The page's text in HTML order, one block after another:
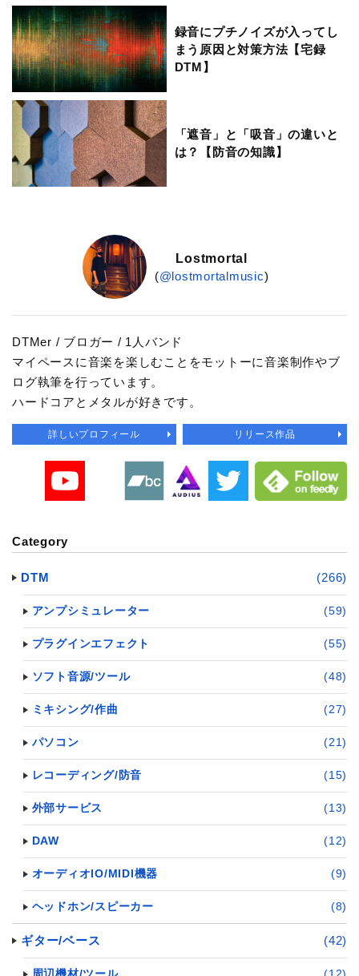
録音にプチノイズが入ってし
まう原因と対策方法【宅録
DTM】
「遮音」と「吸音」の違いと
は？【防音の知識】
Lostmortal
(@lostmortalmusic)
DTMer / ブロガー / 1人バンド
マイペースに音楽を楽しむことをモットーに音楽制作やブ
ログ執筆を行っています。
ハードコアとメタルが好きです。
詳しいプロフィール リリース作品
Category
DTM (266)
アンプシミュレーター (59)
プラグインエフェクト (55)
ソフト音源/ツール (48)
ミキシング/作曲 (27)
パソコン (21)
レコーディング/防音 (15)
外部サービス (13)
DAW (12)
オーディオIO/MIDI機器 (9)
ヘッドホン/スピーカー (8)
ギター/ベース (42)